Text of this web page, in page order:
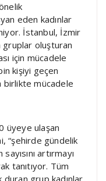
eden kadınlar
İstanbul, İzmir
gruplar oluşturan
için mücadele
kişiyi geçen
birlikte mücadele
üyeye ulaşan
“şehirde gündelik
artırmayı
tanıtıyor. Tüm